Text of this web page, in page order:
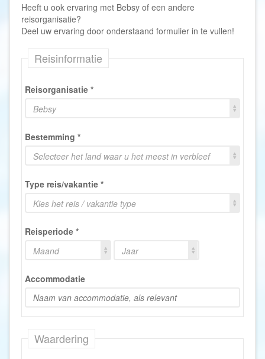
Heeft u ook ervaring met Bebsy of een andere
reisorganisatie?
Deel uw ervaring door onderstaand formulier in te vullen!
Reisinformatie
Reisorganisatie *
Bebsy
Bestemming *
Selecteer het land waar u het meest in verbleef
Type reis/vakantie *
Kies het reis / vakantie type
Reisperiode *
Maand
Jaar
Accommodatie
Waardering